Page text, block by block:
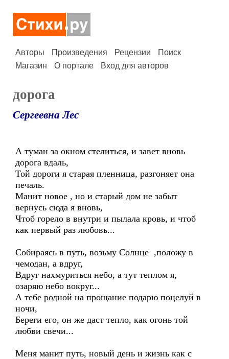
Авторы Произведения Рецензии
Поиск
Магазин
О портале Вход для авторов
дорога
Сергеевна Лес
А туман за окном стелиться, и завет вновь
дорога вдаль,
Той дороги я старая пленница, разгоняет она
печаль.
Манит новое , но и старый дом не забыт
вернусь сюда я вновь,
Чтоб горело в внутри и пылала кровь, и чтоб
как первый раз любовь...
Собираясь в путь, возьму Солнце ,положу в
чемодан, а вдруг,
Вдруг нахмуриться небо, а тут теплом я,
озаряю небо вокруг...
А тебе родной на прощание подарю поцелуй в
ночи,
Береги его, он же даст тепло, как огонь той
любви свечи...
Меня манит путь, новый день и жизнь как с